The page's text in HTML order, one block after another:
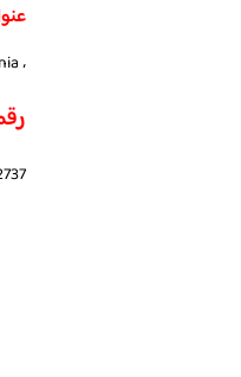
، Alhamdania، جدة